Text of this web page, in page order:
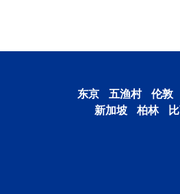
东京 五渔村 伦敦
新加坡
柏林